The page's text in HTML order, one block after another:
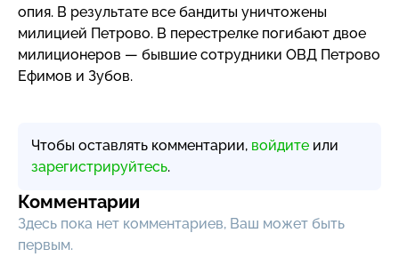
опия. В результате все бандиты уничтожены
милицией Петрово. В перестрелке погибают двое
милиционеров — бывшие сотрудники ОВД Петрово
Ефимов и Зубов.
Чтобы оставлять комментарии, войдите или
зарегистрируйтесь.
Комментарии
Здесь пока нет комментариев, Ваш может быть
первым.